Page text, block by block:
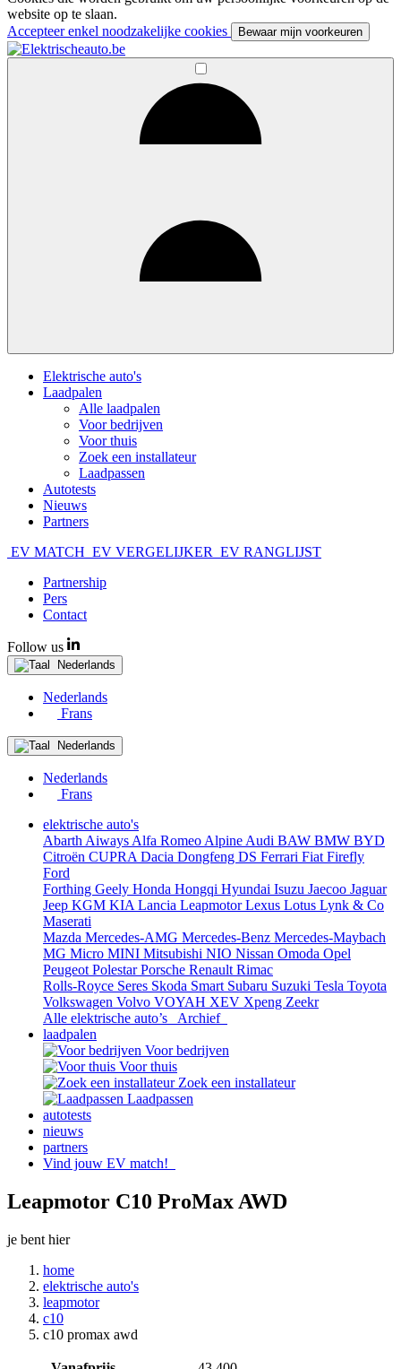
website op te slaan.
Accepteer enkel noodzakelijke cookies
Bewaar mijn voorkeuren
Elektrische auto's
Laadpalen
Alle laadpalen
Voor bedrijven
Voor thuis
Zoek een installateur
Laadpassen
Autotests
Nieuws
Partners
EV MATCH EV VERGELIJKER EV RANGLIJST
Partnership
Pers
Contact
Follow us
Nederlands
Nederlands
Frans
Nederlands
Nederlands
Frans
elektrische auto's
Abarth Aiways Alfa Romeo Alpine Audi BAW BMW BYD
Citroën CUPRA Dacia Dongfeng DS Ferrari Fiat Firefly
Ford
Forthing Geely Honda Hongqi Hyundai Isuzu Jaecoo Jaguar
Jeep KGM KIA Lancia LeapmotorLexus Lotus Lynk & Co
Maserati
Mazda Mercedes-AMG Mercedes-Benz Mercedes-Maybach
MG Micro MINI Mitsubishi NIO Nissan Omoda Opel
Peugeot PolestarPorsche Renault Rimac
Rolls-Royce Seres Skoda Smart Subaru Suzuki Tesla Toyota
Volkswagen Volvo VOYAH XEV Xpeng Zeekr
Alle elektrische auto’s
Archief
laadpalen
Voor bedrijven
Voor thuis
Zoek een installateur
Laadpassen
autotests
nieuws
partners
Vind jouw EV match!
Leapmotor C10 ProMax AWD
je bent hier
home
elektrische auto's
leapmotor
c10
c10 promax awd